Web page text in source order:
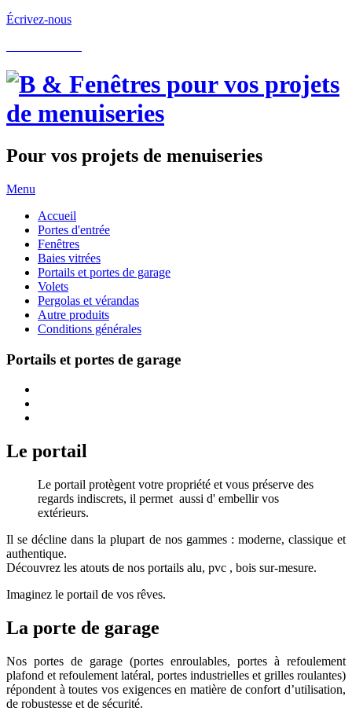
Écrivez-nous
Pour vos projets de menuiseries
Menu
Accueil
Portes d'entrée
Fenêtres
Baies vitrées
Portails et portes de garage
Volets
Pergolas et vérandas
Autre produits
Conditions générales
Portails et portes de garage
Le portail
Le portail protègent votre propriété et vous préserve des
regards indiscrets, il permet aussi d' embellir vos
extérieurs.
Il se décline dans la plupart de nos gammes : moderne, classique et
authentique.
Découvrez les atouts de nos portails alu, pvc , bois sur-mesure.
Imaginez le portail de vos rêves.
La porte de garage
Nos portes de garage (portes enroulables, portes à refoulement
plafond et refoulement latéral, portes industrielles et grilles roulantes)
répondent à toutes vos exigences en matière de confort d’utilisation,
de robustesse et de sécurité.